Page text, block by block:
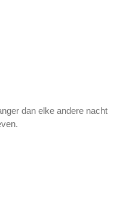
dan elke andere nacht